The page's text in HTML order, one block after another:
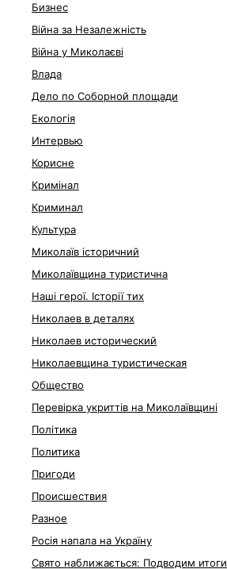
Бизнес
Війна за Незалежність
Війна у Миколаєві
Влада
Дело по Соборной площади
Екологія
Интервью
Корисне
Кримінал
Криминал
Культура
Миколаїв історичний
Миколаївщина туристична
Наші герої. Історії тих
Николаев в деталях
Николаев исторический
Николаевщина туристическая
Общество
Перевірка укриттів на Миколаївщині
Політика
Политика
Пригоди
Происшествия
Разное
Росія напала на Україну
Свято наближається: Подводим